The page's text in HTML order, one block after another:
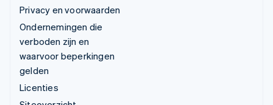
Privacy en voorwaarden
Ondernemingen die
verboden zijn en
waarvoor beperkingen
gelden
Licenties